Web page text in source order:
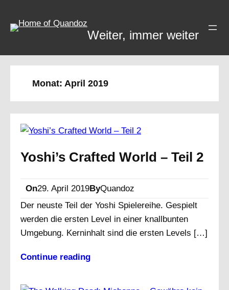
Inhalt
springen
Weiter, immer weiter
Monat: April 2019
Yoshi’s Crafted World – Teil 2
On29. April 2019ByQuandoz
Der neuste Teil der Yoshi Spielereihe. Gespielt
werden die ersten Level in einer knallbunten
Umgebung. Kerninhalt sind die ersten Levels […]
Continue reading